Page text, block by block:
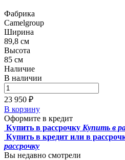
Фабрика
Camelgroup
Ширина
89,8 см
Высота
85 см
Наличие
В наличии
23 950 ₽
В корзину
Оформите в кредит
Купить в рассрочку Купить в
Купить в кредит или в
рассрочку
Вы недавно смотрели